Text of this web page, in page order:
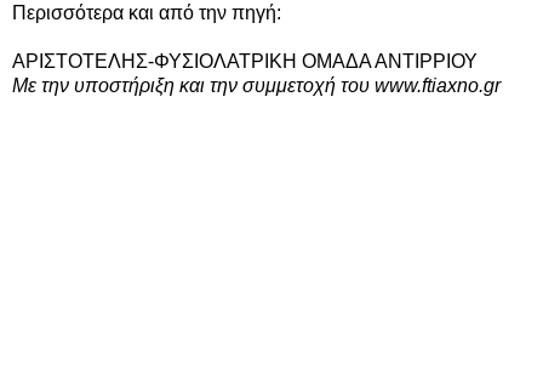
Περισσότερα και από την πηγή:
ΑΡΙΣΤΟΤΕΛΗΣ-ΦΥΣΙΟΛΑΤΡΙΚΗ ΟΜΑΔΑ ΑΝΤΙΡΡΙΟΥ
Με την υποστήριξη και την συμμετοχή του www.ftiaxno.gr